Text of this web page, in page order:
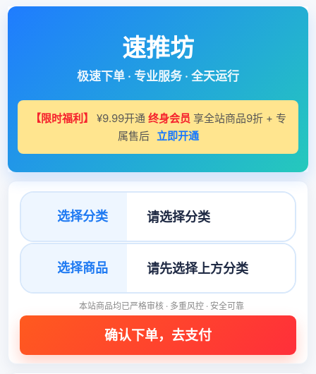
速推坊
极速下单 · 专业服务 · 全天运行
【限时福利】 ¥9.99开通 终身会员 享全站商品9折 + 专
属售后 立即开通
选择分类
选择商品
本站商品均已严格审核 · 多重风控 · 安全可靠